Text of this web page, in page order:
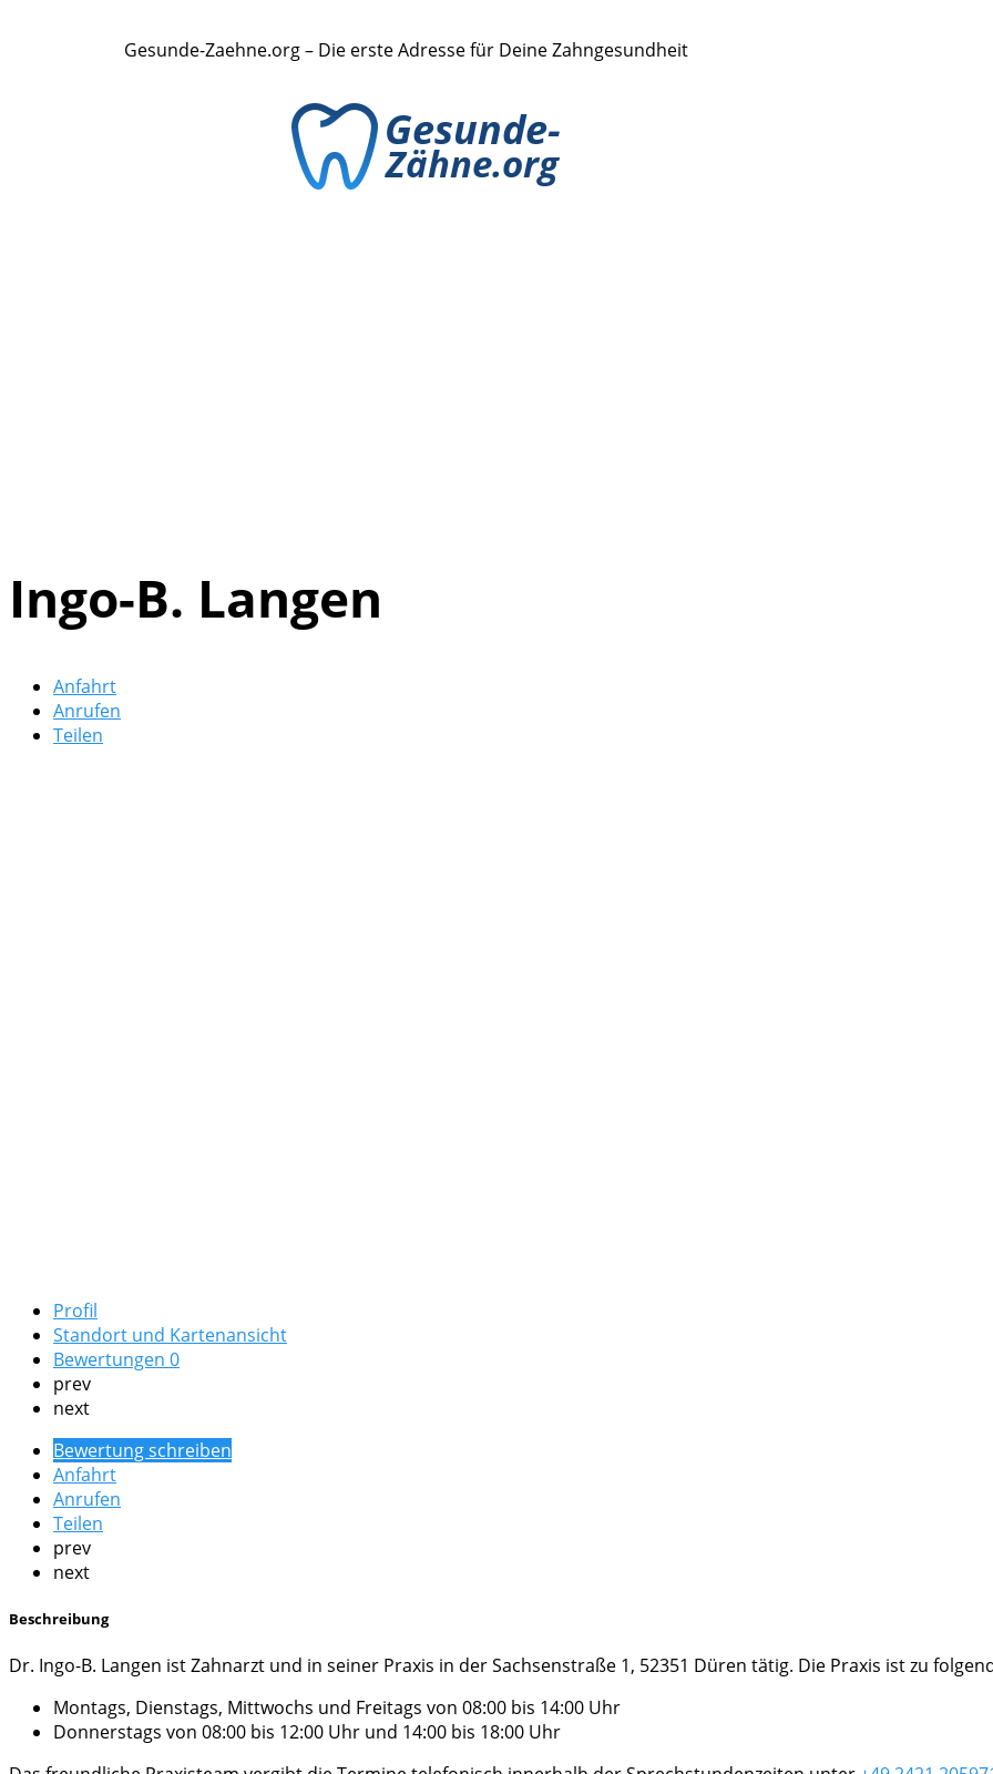
Gesunde-Zaehne.org – Die erste Adresse für Deine Zahngesundheit
Ingo-B. Langen
Anfahrt
Anrufen
Teilen
Profil
Standort und Kartenansicht
Bewertungen 0
prev
next
Bewertung schreiben
Anfahrt
Anrufen
Teilen
prev
next
Beschreibung
Dr. Ingo-B. Langen ist Zahnarzt und in seiner Praxis in der Sachsenstraße 1, 52351 Düren tätig. Die Praxis ist zu
Montags, Dienstags, Mittwochs und Freitags von 08:00 bis 14:00 Uhr
Donnerstags von 08:00 bis 12:00 Uhr und 14:00 bis 18:00 Uhr